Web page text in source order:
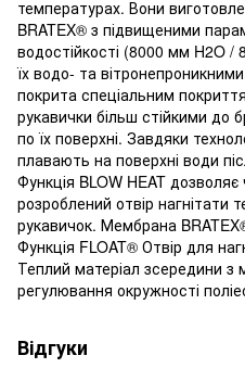
температурах. Вони
BRATEX® з підвищеними
водостійкості (8000 мм H2O
їх водо- та
покрита спеціальним
рукавички більш стійкими до
по їх поверхні. Завдяки
плавають на поверхні води
Функція BLOW HEAT дозволяє
розроблений отвір нагнітати
рукавичок. Мембрана
Функція FLOAT® Отвір для
Теплий матеріал зсередини
регулювання окружності
Відгуки